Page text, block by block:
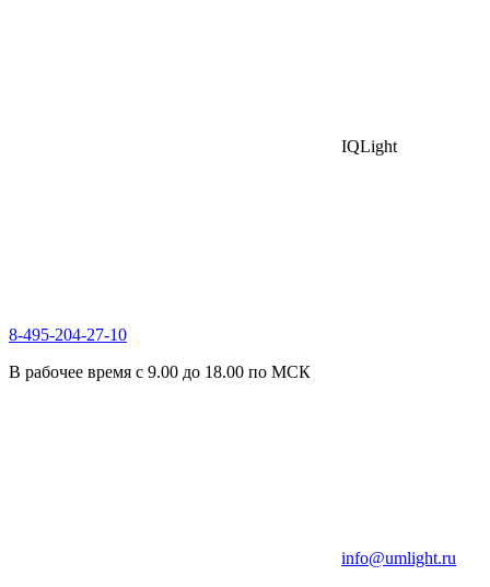
IQLight
8-495-204-27-10
В рабочее время с 9.00 до 18.00 по МСК
info@umlight.ru